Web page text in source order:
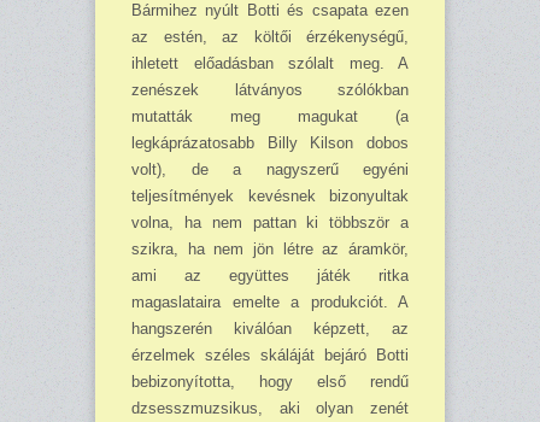
Bármihez nyúlt Botti és csapata ezen
az estén, az költői érzékenységű,
ihletett előadásban szólalt meg. A
zenészek látványos szólókban
mutatták meg magukat (a
legkáprázatosabb Billy Kilson dobos
volt), de a nagyszerű egyéni
teljesítmények kevésnek bizonyultak
volna, ha nem pattan ki többször a
szikra, ha nem jön létre az áramkör,
ami az együttes játék ritka
magaslataira emelte a produkciót. A
hangszerén kiválóan képzett, az
érzelmek széles skáláját bejáró Botti
bebizonyította, hogy első rendű
dzsesszmuzsikus, aki olyan zenét